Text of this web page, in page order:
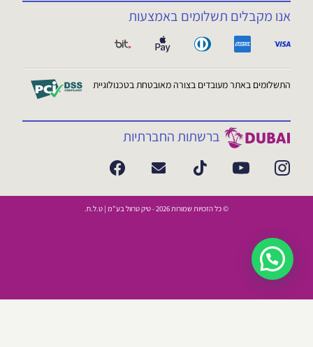
אנו מקבלים תשלומים באמצעות
התשלומים באתר מעובדים בצורה מאובטחת בטכנולוגיית
ברשתות החברתיות
© כל הזכויות שמורות 2026 - טיק טרוול בע"מ | ט.ל.ח.